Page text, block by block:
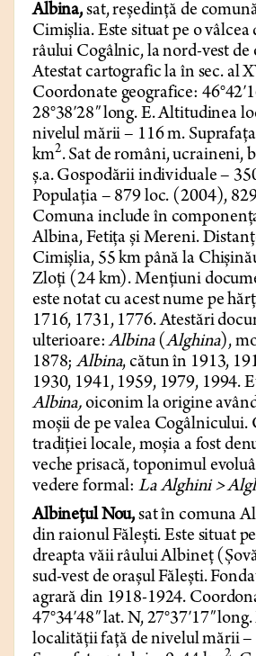
Albina,sat, reședință de
Cimișlia. Este situat pe o vâlcea
râului Cogâlnic, la nord-vest de
Atestat cartografic la în sec. al
Coordonate geografice:
28°38′28″ long. E.Altitudinea
nivelul mării – 116 m.
km2. Sat de români, ucraineni,
ș.a. Gospodării individuale –
Populația – 879 loc. (2004),
Comuna include în
Albina, Fetița și Mereni.
Cimișlia, 55 km până la
Zloți (24 km). Mențiuni
este notat cu acest nume pe
1716, 1731, 1776. Atestări
ulterioare:Albina(Alghina),
1878;Albina, cătun în 1913,
1930, 1941, 1959, 1979, 1994.
Albina,oiconim la origine
moșii de pe valea
tradiției locale, moșia a fost
veche prisacă, toponimul
vedere formal:La Alghini >
Albinețul Nou,sat în comuna
din raionul Fălești. Este situat
dreapta văii râului Albineț
sud-vest de orașul Fălești.
agrară din 1918-1924.
47°34′48″ lat. N, 27°37′17″ long.
localității față de nivelul mării –